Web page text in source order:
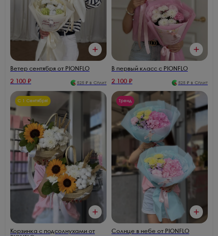
Ветер сентября от PIONFLO
2 100 ₽ 525 ₽ в Сплит
В первый класс с PIONFLO
2 100 ₽ 525 ₽ в Сплит
С 1 Сентября!
Корзинка с подсолнухами от
Тренд
Солнце в небе от PIONFLO